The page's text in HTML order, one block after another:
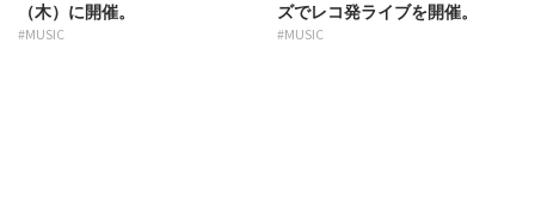
（木）に開催。
#MUSIC
ズでレコ発ライブを開催。
#MUSIC